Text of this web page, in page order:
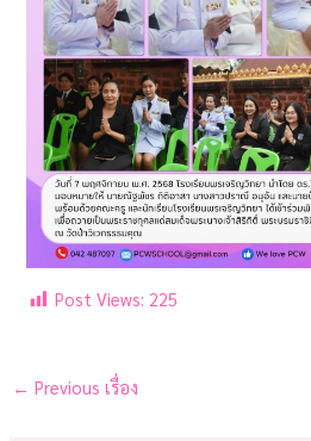
Post Views: 225
← Previous เรื่อง